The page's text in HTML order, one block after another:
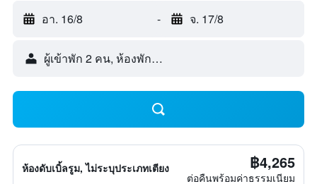
อา. 16/8 - จ. 17/8
ผู้เข้าพัก 2 คน, ห้องพัก 1 ห้อง
ห้องดับเบิ้ลรูม, ไม่ระบุประเภทเตียง ฿4,265
ต่อคืนพร้อมค่าธรรมเนียม